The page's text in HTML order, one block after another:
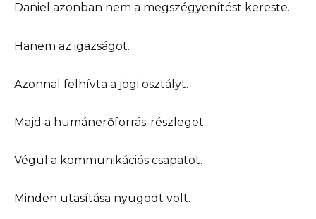
Daniel azonban nem a megszégyenítést kereste.
Hanem az igazságot.
Azonnal felhívta a jogi osztályt.
Majd a humánerőforrás-részleget.
Végül a kommunikációs csapatot.
Minden utasítása nyugodt volt.